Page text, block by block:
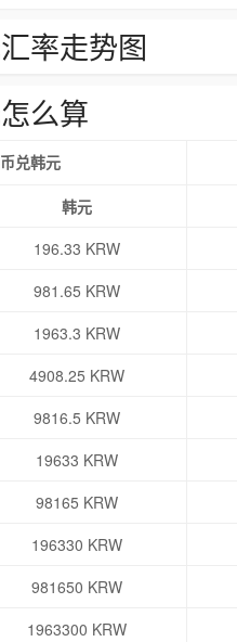
率走势图
么算
兑韩元
韩元
196.33 KRW
981.65 KRW
1963.3 KRW
4908.25 KRW
9816.5 KRW
19633 KRW
98165 KRW
196330 KRW
981650 KRW
1963300 KRW